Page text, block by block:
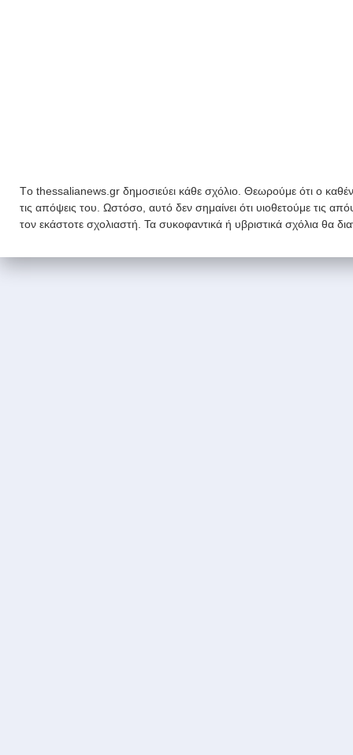
Tο thessalianews.gr δημοσιεύει κάθε σχόλιο. Θεωρούμε ότι ο
τις απόψεις του. Ωστόσο, αυτό δεν σημαίνει ότι υιοθετούμε τις
τον εκάστοτε σχολιαστή. Τα συκοφαντικά ή υβριστικά σχόλια θα